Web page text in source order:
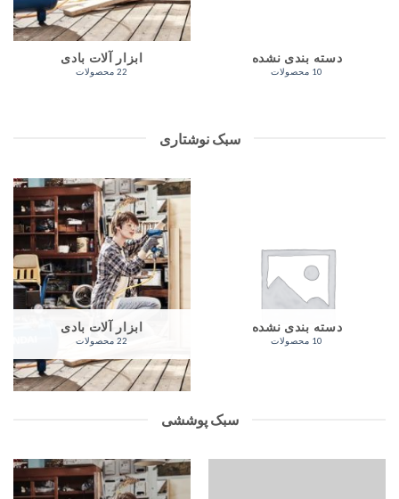
دسته بندی نشده
10 محصولات
ابزار آلات بادی
22 محصولات
سبک نوشتاری
دسته بندی نشده
10 محصولات
ابزار آلات بادی
22 محصولات
سبک پوششی